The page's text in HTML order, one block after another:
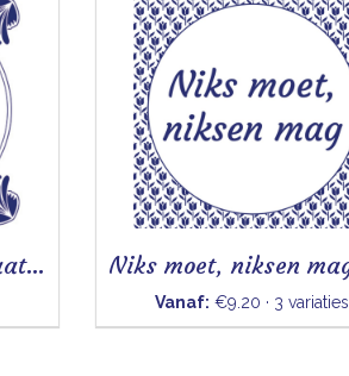
Na een rondje in de vaatwasser - Tegeltje
Vanaf: €9.20 · 3 variaties